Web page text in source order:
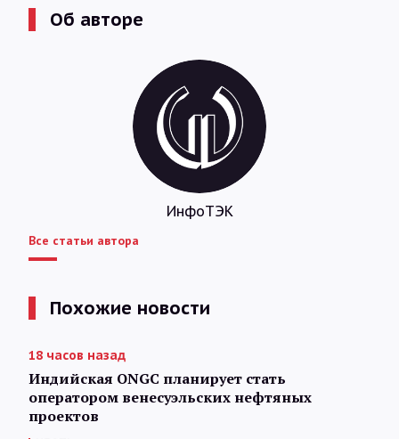
Об авторе
ИнфоТЭК
Все статьи автора
Похожие новости
18 часов назад
Индийская ONGC планирует стать
оператором венесуэльских нефтяных
проектов